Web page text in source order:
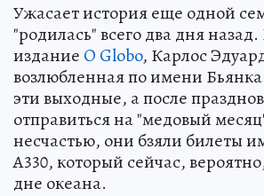
Ужасает история еще одной
"родилась" всего два дня
издание O Globo, Карлос
возлюбленная по имени
эти выходные, а после
отправиться на "медовый
несчастью, они бзяли билеты
A330, который сейчас,
дне океана.